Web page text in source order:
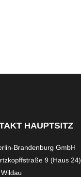
HAUPTSITZ
Brandenburg GmbH
9 (Haus 24)